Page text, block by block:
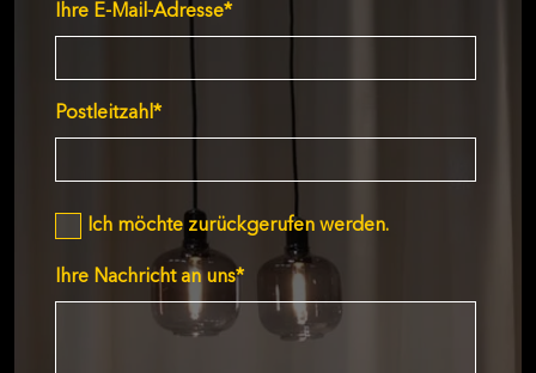
Ihre E-Mail-Adresse*
Postleitzahl *
Ich möchte zurückgerufen werden.
Ihre Nachricht an uns*